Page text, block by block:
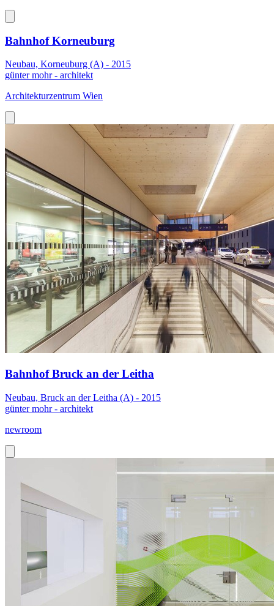
Bahnhof Korneuburg
Neubau, Korneuburg (A) - 2015
günter mohr - architekt
Architekturzentrum Wien
Bahnhof Bruck an der Leitha
Neubau, Bruck an der Leitha (A) - 2015
günter mohr - architekt
newroom